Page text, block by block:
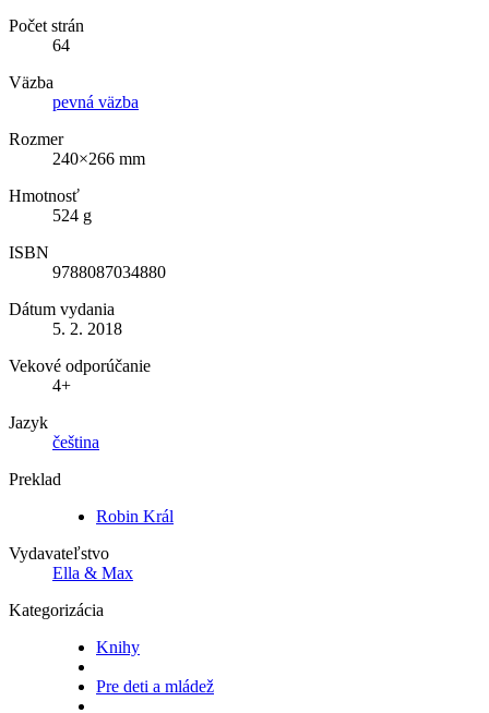
Počet strán
64
Väzba
pevná väzba
Rozmer
240×266 mm
Hmotnosť
524 g
ISBN
9788087034880
Dátum vydania
5. 2. 2018
Vekové odporúčanie
4+
Jazyk
čeština
Preklad
Robin Král
Vydavateľstvo
Ella & Max
Kategorizácia
Knihy
Pre deti a mládež